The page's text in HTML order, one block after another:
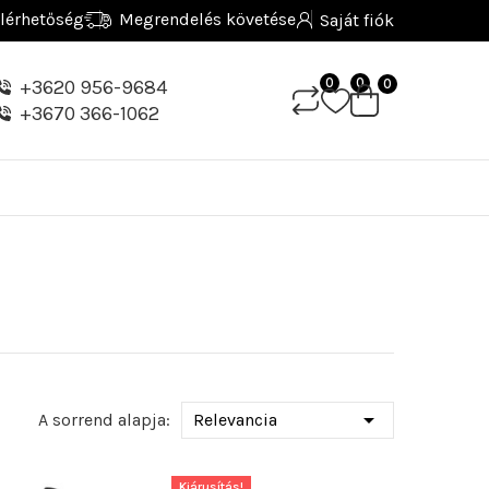
Megrendelés követése Saját fiók
+3620 956-9684
+3670 366-1062
0 0 0
A sorrend alapja: Relevancia 